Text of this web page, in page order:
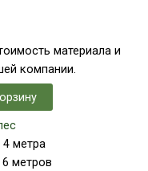
материала и
компании.
4 метра
метров